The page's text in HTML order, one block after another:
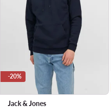
-20%
Jack & Jones